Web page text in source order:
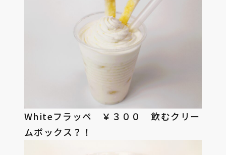
Whiteフラッペ ￥３００ 飲むクリー
ムボックス？！